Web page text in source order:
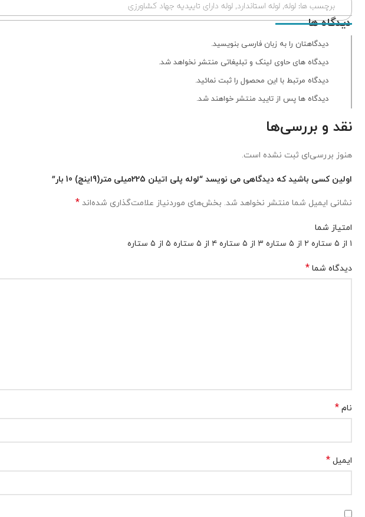
برچسب ها: لوله, لوله استاندارد, لوله دارای تاییدیه جهاد کشاورزی
دیدگاه ها
دیدگاهتان را به زبان فارسی بنویسید.
دیدگاه های حاوی لینک و تبلیغاتی منتشر نخواهد شد.
دیدگاه مرتبط با این محصول را ثبت نمائید.
دیدگاه ها پس از تایید منتشر خواهند شد.
نقد و بررسی‌ها
هنوز بررسی‌ای ثبت نشده است.
اولین کسی باشید که دیدگاهی می نویسد “لوله پلی اتیلن 225میلی متر(9اینچ) 10 بار”
نشانی ایمیل شما منتشر نخواهد شد. بخش‌های موردنیاز علامت‌گذاری شده‌اند *
امتیاز شما
۱ از ۵ ستاره
۲ از ۵ ستاره ۳ از ۵ ستاره ۴ از ۵ ستاره ۵ از ۵ ستاره
دیدگاه شما *
نام *
ایمیل *